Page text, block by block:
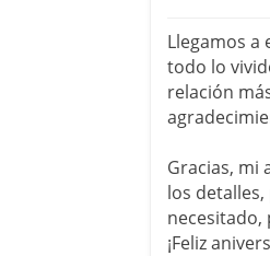
Llegamos a
todo lo
relación
Gracias, mi
los
necesitado,
¡Feliz